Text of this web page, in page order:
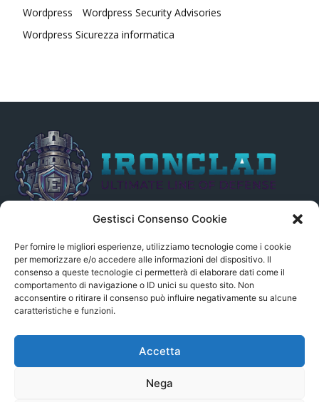
Gestisci Consenso Cookie
Per fornire le migliori esperienze, utilizziamo tecnologie come i cookie
per memorizzare e/o accedere alle informazioni del dispositivo. Il
consenso a queste tecnologie ci permetterà di elaborare dati come il
comportamento di navigazione o ID unici su questo sito. Non
acconsentire o ritirare il consenso può influire negativamente su alcune
caratteristiche e funzioni.
Accetta
Nega
Wordpress
Wordpress Security Advisories
Wordpress Sicurezza informatica
indirettamente, alle Fonti delle notizie segnalate né può essere
ritenuto responsabile ad alcun titolo dei loro contenuti. Si precisa
altresì che le notizie segnalate dall’aggregatore NON sono da
intendersi in alcun modo di proprietà del sito GenSys.it, ad
eccezione degli articoli e dei documenti pubblicati nel blog.